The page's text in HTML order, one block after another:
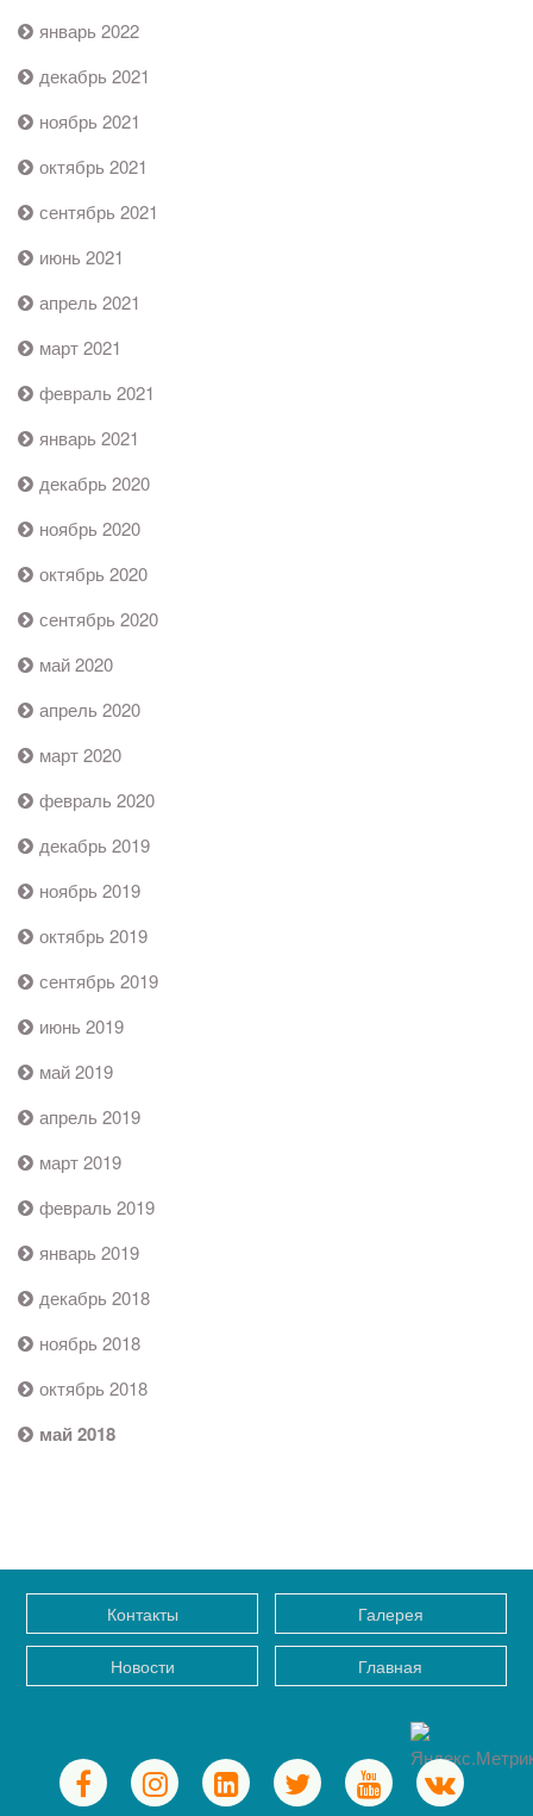
январь 2022
декабрь 2021
ноябрь 2021
октябрь 2021
сентябрь 2021
июнь 2021
апрель 2021
март 2021
февраль 2021
январь 2021
декабрь 2020
ноябрь 2020
октябрь 2020
сентябрь 2020
май 2020
апрель 2020
март 2020
февраль 2020
декабрь 2019
ноябрь 2019
октябрь 2019
сентябрь 2019
июнь 2019
май 2019
апрель 2019
март 2019
февраль 2019
январь 2019
декабрь 2018
ноябрь 2018
октябрь 2018
май 2018
Контакты Галерея
Новости Главная